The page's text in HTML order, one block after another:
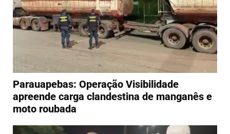
Parauapebas: Operação Visibilidade
apreende carga clandestina de manganês e
moto roubada